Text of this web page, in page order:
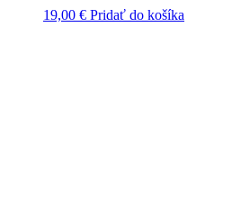
19,00 € Pridať do košíka